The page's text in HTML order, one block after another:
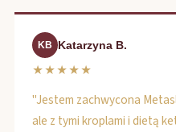
KB Katarzyna B.
★★★★★
"Jestem zachwycona
ale z tymi kroplami i dietą